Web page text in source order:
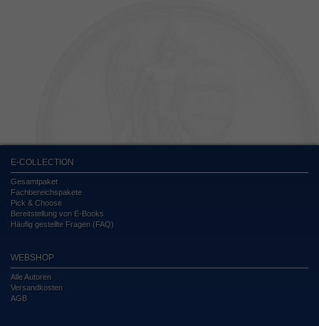
E-COLLECTION
Gesamtpaket
Fachbereichspakete
Pick & Choose
Bereitstellung von E-Books
Häufig gestellte Fragen (FAQ)
WEBSHOP
Alle Autoren
Versandkosten
AGB